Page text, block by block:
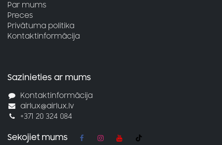
Par mums
Preces
Privātuma politika
Kontaktinformācija
Sazinieties ar mums
Kontaktinformācija
airlux@airlux.lv
+371 20 324 084
Sekojiet mums